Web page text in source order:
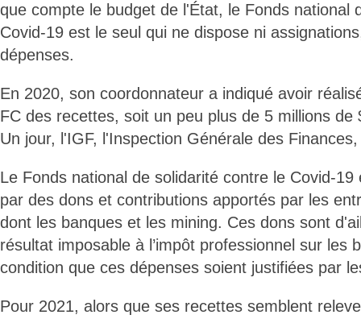
que compte le budget de l'État, le Fonds national
Covid-19 est le seul qui ne dispose ni
dépenses.
En 2020, son coordonnateur a indiqué avoir
FC des recettes, soit un peu plus de 5 millions de
Un jour, l'IGF, l'Inspection Générale des
Le Fonds national de solidarité contre le Covid-
par des dons et contributions apportés par les
dont les banques et les mining. Ces dons sont
résultat imposable à l’impôt professionnel sur les
condition que ces dépenses soient justifiées par
Pour 2021, alors que ses recettes semblent